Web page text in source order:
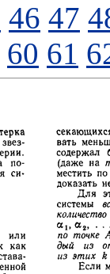
46 47
60 61